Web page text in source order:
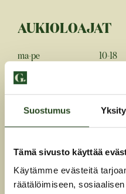
Suostumus
Tämä sivusto käyttää
Käytämme evästeitä
räätälöimiseen,
AUKIOLOAJAT
ma-pe
10-18
la
PUHELIN